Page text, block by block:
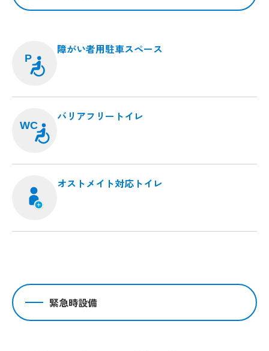
P
障がい者用駐車スペース
WC
バリアフリートイレ
オストメイト対応トイレ
緊急時設備